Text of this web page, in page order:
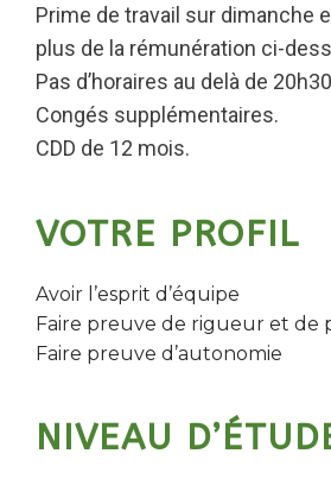
Prime de travail sur dimanche
plus de la rémunération ci-
Pas d’horaires au delà de
Congés supplémentaires.
CDD de 12 mois.
VOTRE PROFIL
Avoir l’esprit d’équipe
Faire preuve de rigueur et de
Faire preuve d’autonomie
NIVEAU